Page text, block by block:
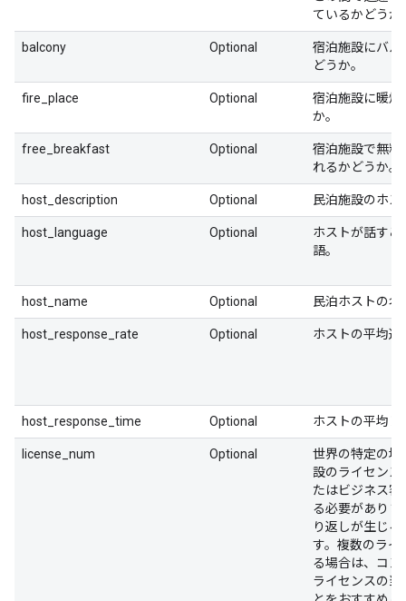
ているかどうか
balcony Optional
宿泊施設にバル
どうか。
fire_place Optional
宿泊施設に暖炉
か。
free_breakfast Optional
宿泊施設で無料
れるかどうか。
host_description Optional 民泊施設のホ
host_language Optional
ホストが話すこ
語。
host_name Optional 民泊ホストの名
host_response_rate Optional ホストの平均返
host_response_time Optional ホストの平均
license_num Optional
世界の特定の地
設のライセンス
たはビジネス
る必要がありま
り返しが生じ
す。複数のライ
る場合は、コ
ライセンスの